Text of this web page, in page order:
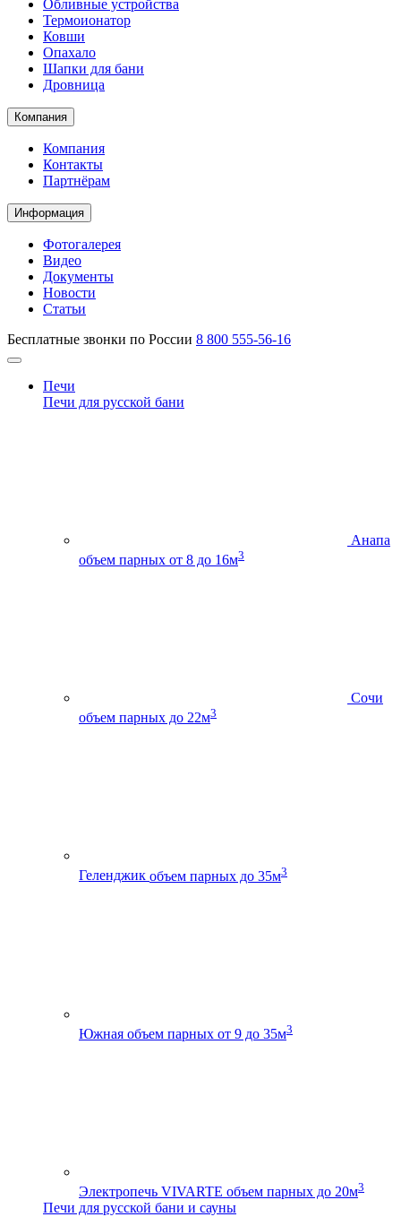
Обливные устройства
Термоионатор
Ковши
Опахало
Шапки для бани
Дровница
Компания
Компания
Контакты
Партнёрам
Информация
Фотогалерея
Видео
Документы
Новости
Статьи
Бесплатные звонки по России 8 800 555-56-16
Печи
Печи для русской бани
Анапа
объем парных от 8 до 16м3
Сочи
объем парных до 22м3
Геленджик объем парных до 35м3
Южная объем парных от 9 до 35м3
Электропечь VIVARTE объем парных до 20м3
Печи для русской бани и сауны